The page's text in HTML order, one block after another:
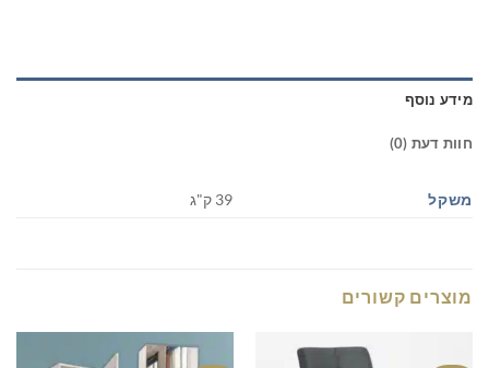
מידע נוסף
חוות דעת (0)
משקל 39 ק"ג
מוצרים קשורים